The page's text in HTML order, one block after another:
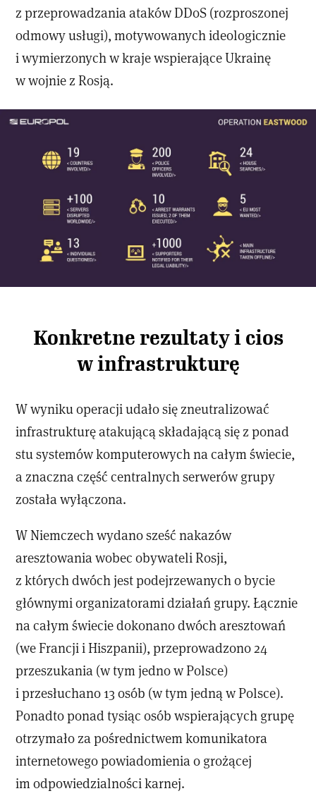
z przeprowadzania ataków DDoS (rozproszonej
odmowy usługi), motywowanych ideologicznie
i wymierzonych w kraje wspierające Ukrainę
w wojnie z Rosją.
Konkretne rezultaty i cios
w infrastrukturę
W wyniku operacji udało się zneutralizować
infrastrukturę atakującą składającą się z ponad
stu systemów komputerowych na całym świecie,
a znaczna część centralnych serwerów grupy
została wyłączona.
W Niemczech wydano sześć nakazów
aresztowania wobec obywateli Rosji,
z których dwóch jest podejrzewanych o bycie
głównymi organizatorami działań grupy. Łącznie
na całym świecie dokonano dwóch aresztowań
(we Francji i Hiszpanii), przeprowadzono 24
przeszukania (w tym jedno w Polsce)
i przesłuchano 13 osób (w tym jedną w Polsce).
Ponadto ponad tysiąc osób wspierających grupę
otrzymało za pośrednictwem komunikatora
internetowego powiadomienia o grożącej
im odpowiedzialności karnej.